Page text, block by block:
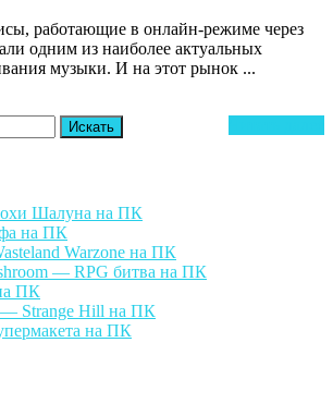
Boom
на
ПК
работающие в онлайн-режиме через
одним из наиболее актуальных
музыки. И на этот рынок ...
Шалуна на ПК
на ПК
Warzone на ПК
— RPG битва на ПК
ПК
— Strange Hill на ПК
на ПК